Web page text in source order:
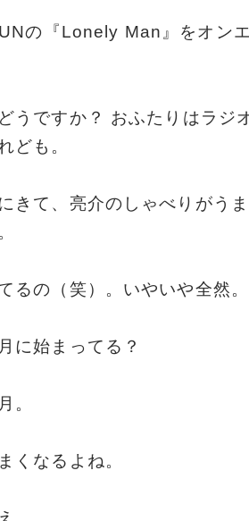
の『Lonely Man』をオン
うですか？ おふたりはラジ
ども。
きて、亮介のしゃべりがうま
るの（笑）。いやいや全然。
に始まってる？
。
くなるよね。